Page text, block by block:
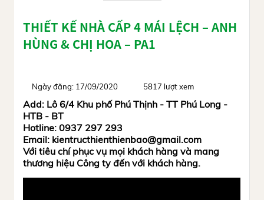
THIẾT KẾ NHÀ CẤP 4 MÁI LỆCH – ANH
HÙNG & CHỊ HOA – PA1
Ngày đăng: 17/09/2020 5817 lượt xem
Add: Lô 6/4 Khu phố Phú Thịnh - TT Phú Long -
HTB - BT
Hotline: 0937 297 293
Email: kientructhienthienbao@gmail.com
Với tiêu chí phục vụ mọi khách hàng và mang
thương hiệu Công ty đến với khách hàng.